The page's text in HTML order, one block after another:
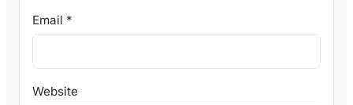
Email *
Website